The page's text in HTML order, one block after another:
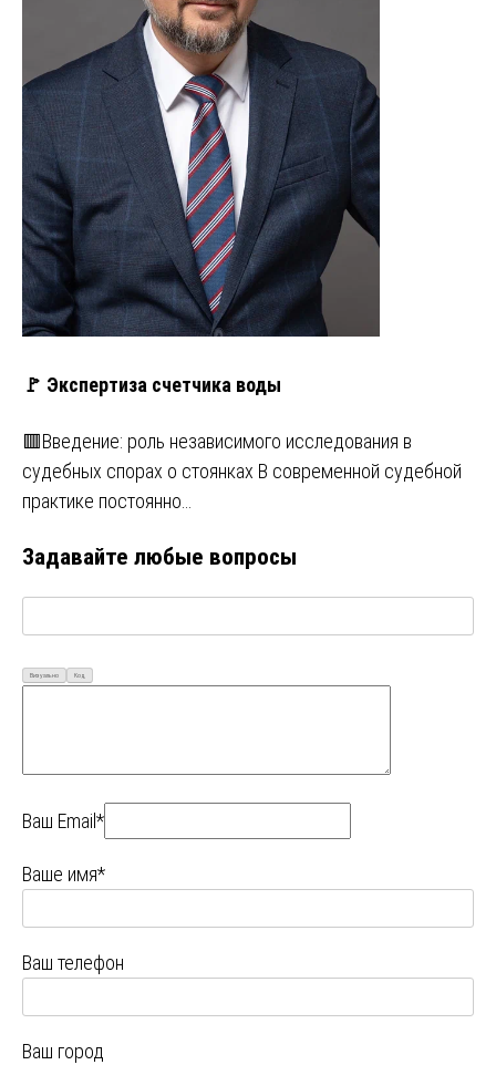
🚩 Экспертиза счетчика воды
🟥Введение: роль независимого исследования в
судебных спорах о стоянках В современной судебной
практике постоянно…
Задавайте любые вопросы
Визуально Код
Ваш Email*
Ваше имя*
Ваш телефон
Ваш город